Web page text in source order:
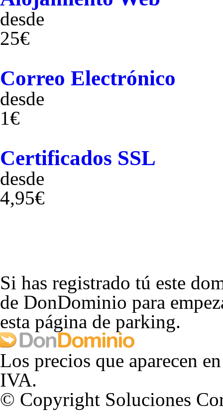
desde
25€
Correo Electrónico
desde
1€
Certificados SSL
desde
4,95€
Si has registrado tú este
de DonDominio para
esta página de parking.
Los precios que aparecen
IVA.
© Copyright Soluciones